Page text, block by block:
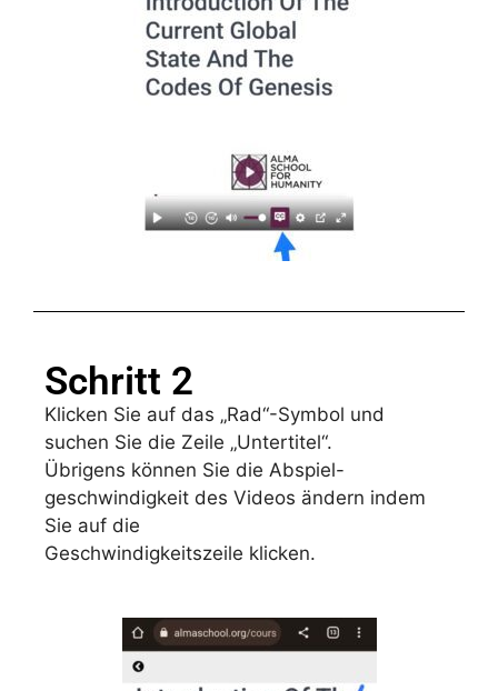
Schritt 2
Klicken Sie auf das „Rad“-Symbol und
suchen Sie die Zeile „Untertitel“.
Übrigens können Sie die Abspiel-
geschwindigkeit des Videos ändern indem
Sie auf die
Geschwindigkeitszeile klicken.